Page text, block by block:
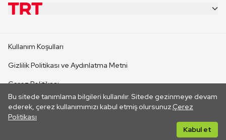
Bu sitede tanımlama bilgileri kullanılır. Sitede gezinmeye devam
ederek, çerez kullanımımızı kabul etmiş olursunuz.Çerez
Politikası
Kabul et
CANLI YAYINLAR
Kullanım Koşulları
Gizlilik Politikası ve Aydınlatma Metni
Çerez Politikası
İletişim
Her hakkı saklıdır. ©2026 TRT. Bağlantı yoluyla gidilen dış